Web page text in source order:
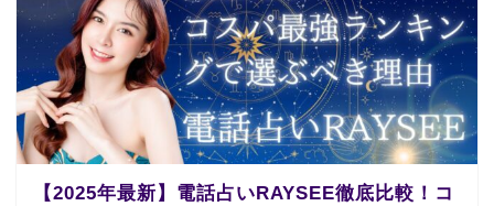
【2025年最新】電話占いRAYSEE徹底比較！コ